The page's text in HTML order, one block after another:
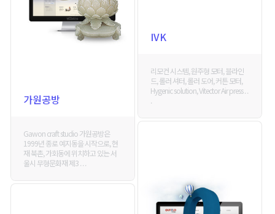
IVK
리모컨 시스템, 원주형 모터, 블라인
드, 롤러 셔터, 롤러 도어, 커튼 모터,
Hygenic solution, Vitector Air press . .
.
가원공방
Gawon craft studio 가원공방은
1999년 종로 예지동을 시작으로, 현
재 북촌, 가회동에 위치하고 있는 서
울시 무형문화재 제3 . . .